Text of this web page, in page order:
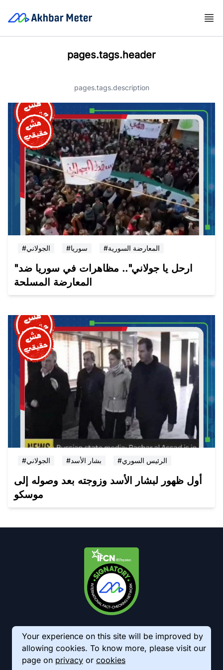
pages.tags.header
pages.tags.description
#الجولاني #سوريا #المعارضة السورية
"ارحل يا جولاني".. مظاهرات في سوريا ضد
المعارضة المسلحة
#الجولاني #بشار الأسد #الرئيس السوري
أول ظهور لبشار الأسد وزوجته بعد وصوله إلى
موسكو
Your experience on this site will be improved by
allowing cookies. To know more, please visit our
page on privacy or cookies